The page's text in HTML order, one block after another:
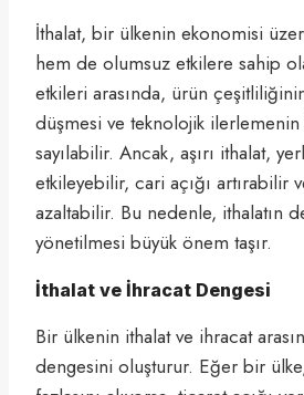
İthalat, bir ülkenin ekonomisi
hem de olumsuz etkilere sahip
etkileri arasında, ürün
düşmesi ve teknolojik ilerlemenin
sayılabilir. Ancak, aşırı ithalat,
etkileyebilir, cari açığı artırabilir
azaltabilir. Bu nedenle, ithalatın
yönetilmesi büyük önem taşır.
İthalat ve İhracat Dengesi
Bir ülkenin ithalat ve ihracat
dengesini oluşturur. Eğer bir